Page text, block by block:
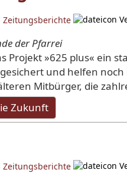
Zeitungsberichte
der Pfarrei
Projekt »625 plus« ein
und helfen
Mitbürger, die
Zukunft
Zeitungsberichte